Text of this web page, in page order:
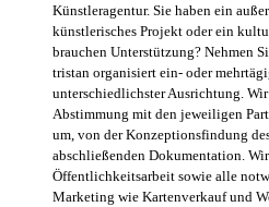
Künstleragentur. Sie haben ein
künstlerisches Projekt oder ein
brauchen Unterstützung? Nehmen
tristan organisiert ein- oder
unterschiedlichster Ausrichtung.
Abstimmung mit den jeweiligen
um, von der Konzeptionsfindung
abschließenden Dokumentation.
Öffentlichkeitsarbeit sowie alle
Marketing wie Kartenverkauf und